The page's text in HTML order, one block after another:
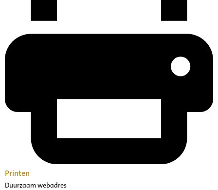
Printen
Duurzaam webadres